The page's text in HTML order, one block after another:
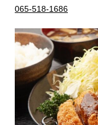
065-518-1686